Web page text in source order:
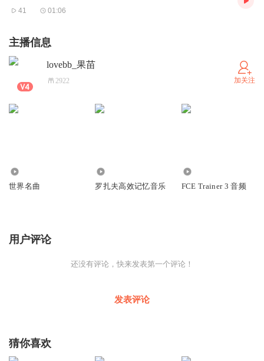
41 01:06
主播信息
lovebb_果苗
2922 加关注
世界名曲 罗扎夫高效记忆音乐 FCE Trainer 3 音频
用户评论
还没有评论，快来发表第一个评论！
发表评论
猜你喜欢